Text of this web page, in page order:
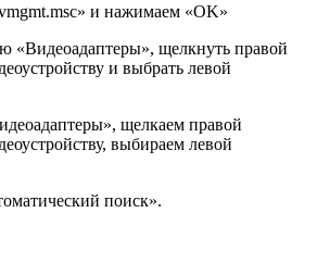
и нажимаем «OK»
«Видеоадаптеры», щелкнуть правой
и выбрать левой
щелкаем правой
выбираем левой
поиск».